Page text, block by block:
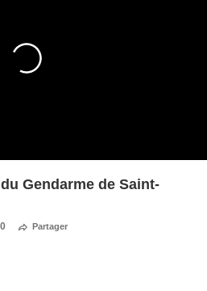
Gendarme de Saint-
Partager